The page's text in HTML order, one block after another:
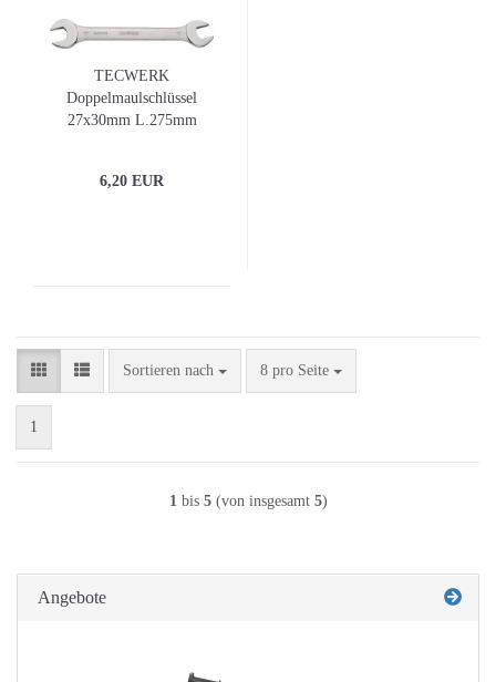
TECWERK
Doppelmaulschlüssel
27x30mm L.275mm
6,20 EUR
Sortieren nach
Sortieren nach 8 pro Seite
pro Seite
1
1bis 5(von insgesamt 5)
Angebote